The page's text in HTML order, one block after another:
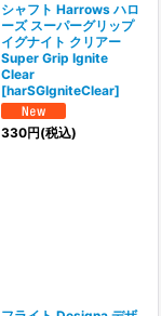
シャフト Harrows ハロ
ーズ スーパーグリップ
イグナイト クリアー
Super Grip Ignite
Clear
[harSGIgniteClear]
330円(税込)